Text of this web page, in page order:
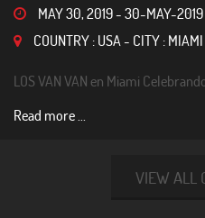
MAY 30, 2019-30-MAY-2019
COUNTRY : USA - CITY :
LOS VAN VAN en Miami
Read more ...
VIEW ALL